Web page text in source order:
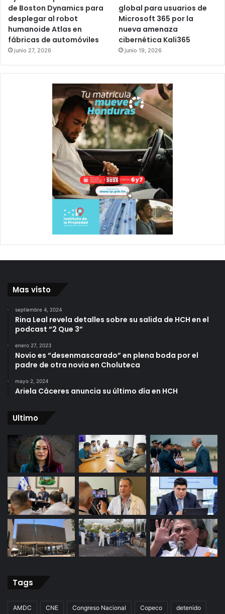
de Boston Dynamics para
desplegar al robot
humanoide Atlas en
fábricas de automóviles
junio 27, 2026
global para usuarios de
Microsoft 365 por la
nueva amenaza
cibernética Kali365
junio 19, 2026
Mas visto
septiembre 4, 2024
Rina Leal revela detalles sobre su salida de HCH en el
podcast “2 Que 3”
enero 27, 2023
Novio es “desenmascarado” en plena boda por el
padre de otra novia en Choluteca
mayo 2, 2024
Ariela Cáceres anuncia su último día en HCH
Ultimo
Tags
AMDC CNE Congreso Nacional Copeco detenido